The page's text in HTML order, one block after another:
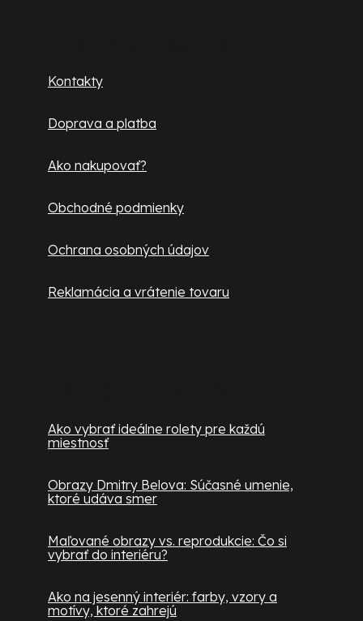
Kontakty
Doprava a platba
Ako nakupovať?
Obchodné podmienky
Ochrana osobných údajov
Reklamácia a vrátenie tovaru
Ako vybrať ideálne rolety pre každú
miestnosť
Obrazy Dmitry Belova: Súčasné umenie,
ktoré udáva smer
Maľované obrazy vs. reprodukcie: Čo si
vybrať do interiéru?
Ako na jesenný interiér: farby, vzory a
motívy, ktoré zahrejú